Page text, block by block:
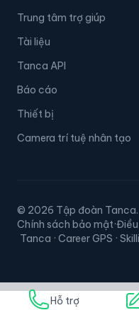
Trung tâm trợ giúp
Tài liệu
Tanca API
Báo cáo
Thiết bị
Camera trí tuệ nhân tạo
© 2026 Tập đoàn
Chính sách bảo mật·Điều
Tanca · Career GPS ·
Hỗ trợ